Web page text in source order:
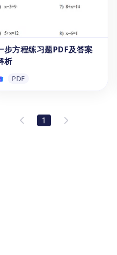
步方程练习题PDF及答案
析
PDF
1